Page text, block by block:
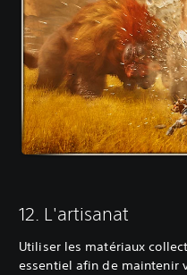
‎12. L'artisanat
Utiliser les matériaux
essentiel afin de maintenir